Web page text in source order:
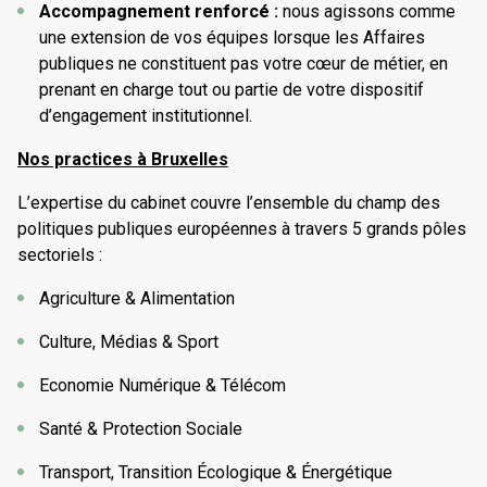
Accompagnement renforcé : nous agissons comme
une extension de vos équipes lorsque les Affaires
publiques ne constituent pas votre cœur de métier, en
prenant en charge tout ou partie de votre dispositif
d’engagement institutionnel.
Nos practices à Bruxelles
L’expertise du cabinet couvre l’ensemble du champ des
politiques publiques européennes à travers 5 grands pôles
sectoriels :
Agriculture & Alimentation
Culture, Médias & Sport
Economie Numérique & Télécom
Santé & Protection Sociale
Transport, Transition Écologique & Énergétique
federations, he is recognized for his ability to build
common positions, structure cross-sectoral
coalitions and strengthen the collective influence of
a sector with public decision-makers.
year career in financial and managerial functions, as
advertising, ski resorts), management controller and
then administrative and financial director, in Paris,
Madrid and the Philippines.
ICHEC Brussels Management School.